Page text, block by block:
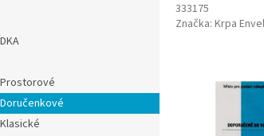
333175
Značka: Krpa